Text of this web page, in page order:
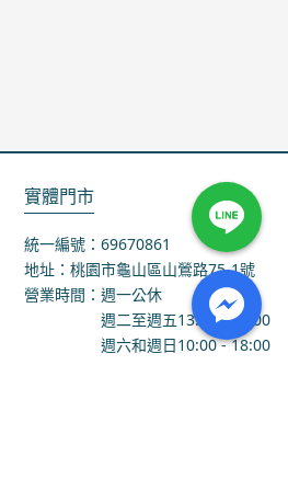
實體門市
統一編號：69670861
地址：桃園市龜山區山鶯路75-1號
營業時間：週一公休
週二至週五13:00 - 18:00
週六和週日10:00 - 18:00